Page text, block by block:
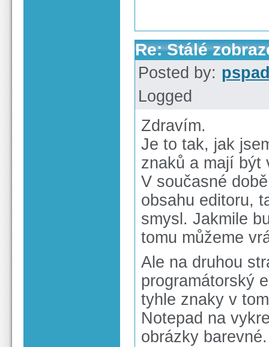
Re: Stálé
Posted by:
Logged
Zdravím.
Je to tak, jak
znaků a mají být
V současné
obsahu editoru,
smysl. Jakmile
tomu můžeme
Ale na druhou
programátorský
tyhle znaky v
Notepad na
obrázky